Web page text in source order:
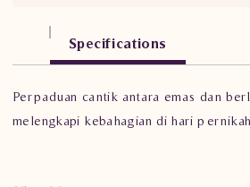
Specifications
Perpaduan cantik antara emas dan
melengkapi kebahagian di hari